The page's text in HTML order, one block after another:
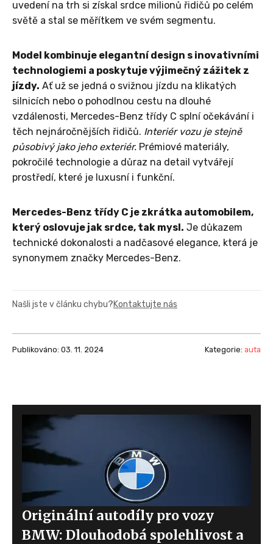
uvedení na trh si získal srdce milionů řidičů po celém
světě a stal se měřítkem ve svém segmentu.
Model kombinuje elegantní design s inovativními
technologiemi a poskytuje výjimečný zážitek z
jízdy. Ať už se jedná o svižnou jízdu na klikatých
silnicích nebo o pohodlnou cestu na dlouhé
vzdálenosti, Mercedes-Benz třídy C splní očekávání i
těch nejnáročnějších řidičů. Interiér vozu je stejně
působivý jako jeho exteriér. Prémiové materiály,
pokročilé technologie a důraz na detail vytvářejí
prostředí, které je luxusní i funkční.
Mercedes-Benz třídy C je zkrátka automobilem,
který oslovuje jak srdce, tak mysl. Je důkazem
technické dokonalosti a nadčasové elegance, která je
synonymem značky Mercedes-Benz.
Našli jste v článku chybu?Kontaktujte nás
Publikováno: 03. 11. 2024 Kategorie: auta
Originální autodíly pro vozy
BMW: Dlouhodobá spolehlivost a